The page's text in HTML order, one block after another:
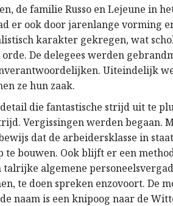
de familie Russo en Lejeune in
er ook door jarenlange vorming
karakter gekregen, wat
De delegees werden
Uiteindelijk
ze hun zaak.
die fantastische strijd uit te
Vergissingen werden begaan.
dat de arbeidersklasse in
bouwen. Ook blijft er een
talrijke algemene
te doen spreken enzovoort. De
naam is een knipoog naar de